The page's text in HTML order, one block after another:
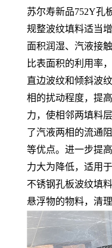
苏尔寿新品752Y孔
规整波纹填料适当
面积润湿、汽液接
比表面积的利用率
直边波纹和倾斜波
相的扰动程度，提
力，使相邻两填料
了汽液两相的流通
等优点。进一步提
力大为降低，适用
不锈钢孔板波纹填
悬浮物的物料，清